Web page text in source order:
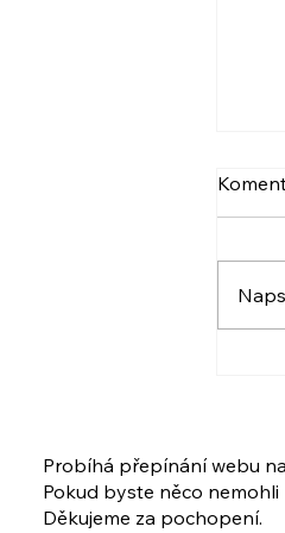
Probíhá přepínání webu
Pokud byste něco
Děkujeme za pochopení.